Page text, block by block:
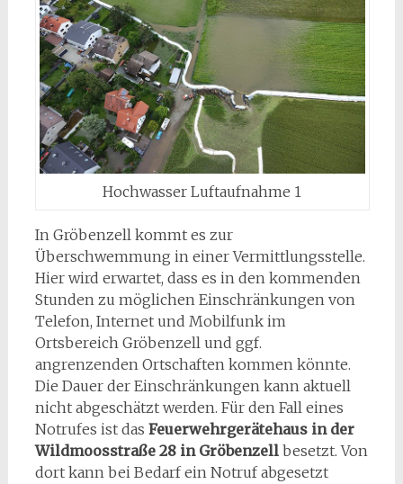
Hochwasser Luftaufnahme 1
In Gröbenzell kommt es zur
Überschwemmung in einer Vermittlungsstelle.
Hier wird erwartet, dass es in den kommenden
Stunden zu möglichen Einschränkungen von
Telefon, Internet und Mobilfunk im
Ortsbereich Gröbenzell und ggf.
angrenzenden Ortschaften kommen könnte.
Die Dauer der Einschränkungen kann aktuell
nicht abgeschätzt werden. Für den Fall eines
Notrufes ist das Feuerwehrgerätehaus in der
Wildmoosstraße 28 in Gröbenzellbesetzt. Von
dort kann bei Bedarf ein Notruf abgesetzt